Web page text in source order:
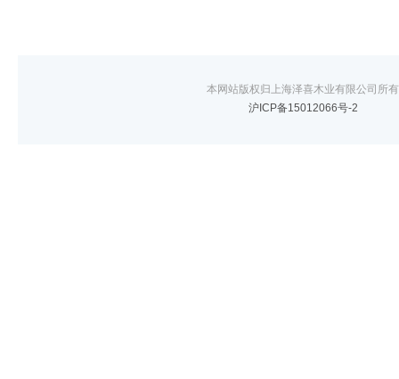
本网站版权归上海泽喜木业有限公司所有
沪ICP备15012066号-2